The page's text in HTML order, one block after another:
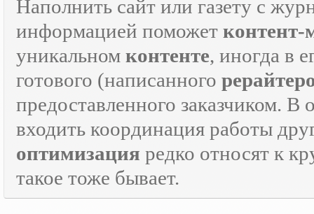
Наполнить сайт или газету с
информацией поможет контент-
уникальном контенте, иногда в
готового (написанного
предоставленного заказчиком. В
входить координация работы
оптимизация редко относят к
такое тоже бывает.